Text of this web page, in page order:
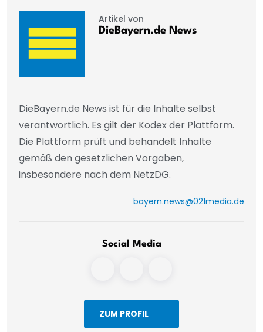
Artikel von
DieBayern.de News
DieBayern.de News ist für die Inhalte selbst
verantwortlich. Es gilt der Kodex der Plattform.
Die Plattform prüft und behandelt Inhalte
gemäß den gesetzlichen Vorgaben,
insbesondere nach dem NetzDG.
bayern.news@021media.de
Social Media
ZUM PROFIL